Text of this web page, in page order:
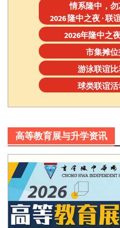
情系隆中，勿
2026 隆中之夜 · 联
2026年隆中之
市集摊
游泳联谊比
球类联谊活
高等教育展与升学资讯